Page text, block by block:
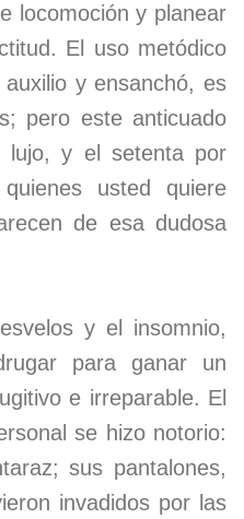
locomoción y planear
El uso metódico
y ensanchó, es
pero este anticuado
lujo, y el setenta por
usted quiere
de esa dudosa
y el insomnio,
para ganar un
e irreparable. El
se hizo notorio:
sus pantalones,
invadidos por las